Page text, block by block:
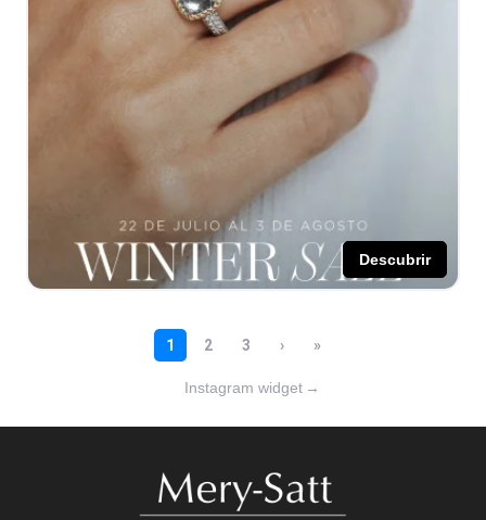
Instagram widget →